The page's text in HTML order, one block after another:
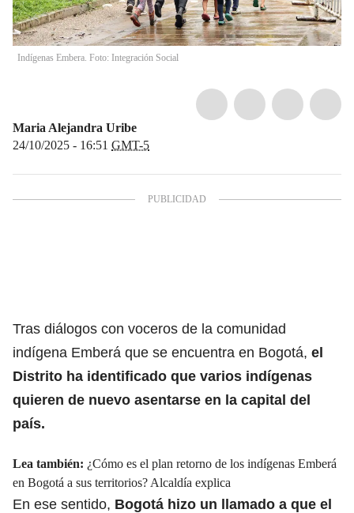
Indígenas Embera. Foto: Integración Social
Maria Alejandra Uribe
24/10/2025 - 16:51 GMT-5
Tras diálogos con voceros de la comunidad
indígena Emberá que se encuentra en Bogotá, el
Distrito ha identificado que varios indígenas
quieren de nuevo asentarse en la capital del
país.
Lea también: ¿Cómo es el plan retorno de los indígenas Emberá
en Bogotá a sus territorios? Alcaldía explica
En ese sentido, Bogotá hizo un llamado a que el